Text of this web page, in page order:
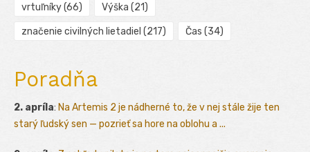
vrtuľníky(66) Výška (21)
značenie civilných lietadiel (217) Čas (34)
Poradňa
2. apríla: Na Artemis 2 je nádherné to, že v nej stále žije ten
starý ľudský sen — pozrieť sa hore na oblohu a ...